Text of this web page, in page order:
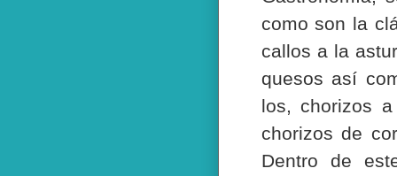
como son la
callos a la
quesos así
los, chorizos
chorizos de
Dentro de